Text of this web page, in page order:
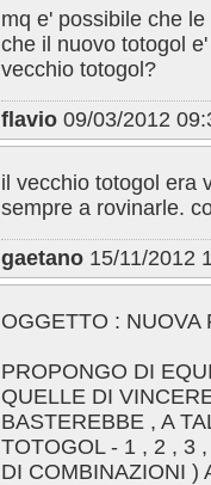
mq e' possibile che
che il nuovo totogol
vecchio totogol?
flavio 09/03/2012
il vecchio totogol era
sempre a rovinarle.
gaetano 15/11/2012
OGGETTO : NUOVA
PROPONGO DI
QUELLE DI
BASTEREBBE , A
TOTOGOL - 1 , 2 , 3
DI COMBINAZIONI )